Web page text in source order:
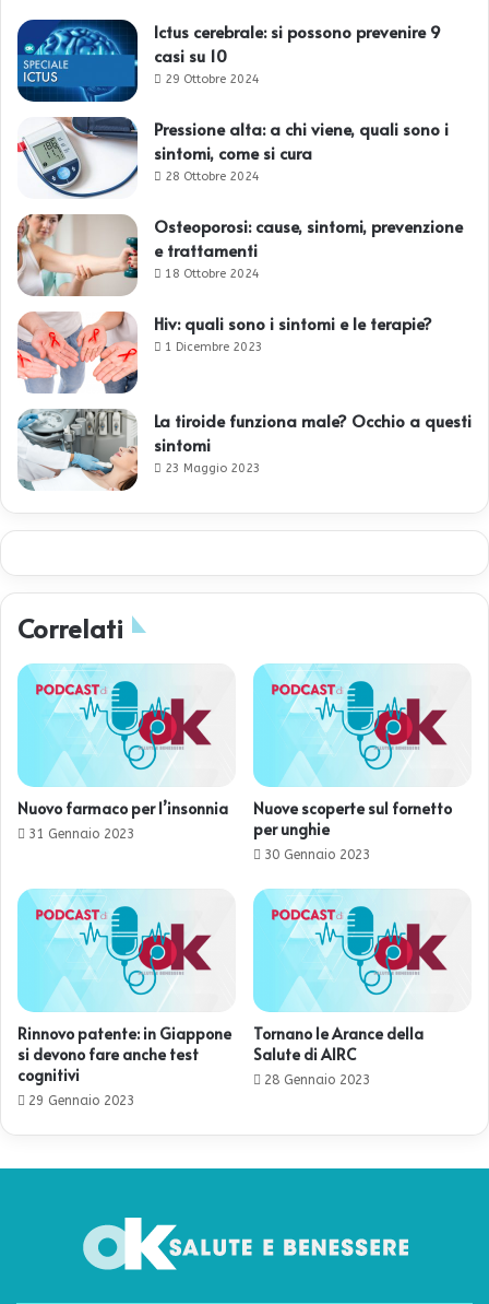
Ictus cerebrale: si possono prevenire 9
casi su 10
29 Ottobre 2024
Pressione alta: a chi viene, quali sono i
sintomi, come si cura
28 Ottobre 2024
Osteoporosi: cause, sintomi, prevenzione
e trattamenti
18 Ottobre 2024
Hiv: quali sono i sintomi e le terapie?
1 Dicembre 2023
La tiroide funziona male? Occhio a questi
sintomi
23 Maggio 2023
Correlati
Nuovo farmaco per l’insonnia
31 Gennaio 2023
Nuove scoperte sul fornetto
per unghie
30 Gennaio 2023
Rinnovo patente: in Giappone
si devono fare anche test
cognitivi
29 Gennaio 2023
Tornano le Arance della
Salute di AIRC
28 Gennaio 2023